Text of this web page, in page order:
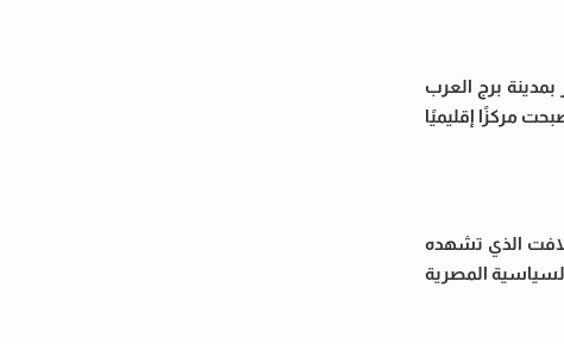
برج العرب
مركزًا إقليميًا
الذي تشهده
المصرية